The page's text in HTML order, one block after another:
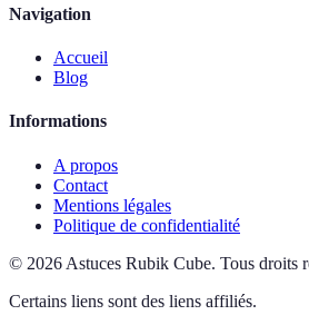
Navigation
Accueil
Blog
Informations
A propos
Contact
Mentions légales
Politique de confidentialité
© 2026 Astuces Rubik Cube. Tous droits
Certains liens sont des liens affiliés.